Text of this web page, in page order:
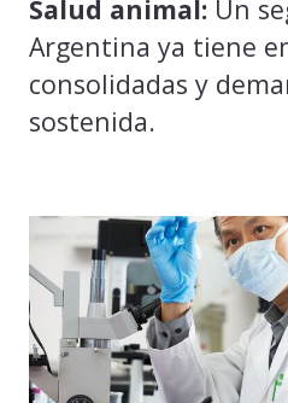
Salud animal: Un
Argentina ya tiene
consolidadas y
sostenida.